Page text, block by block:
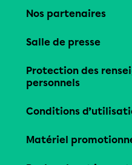
Nos partenaires
Salle de presse
Protection des
personnels
Conditions
Matériel